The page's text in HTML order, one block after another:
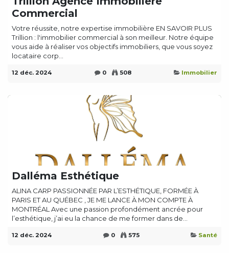
Commercial
Votre réussite, notre expertise immobilière EN SAVOIR PLUS
Trillion : l'immobilier commercial à son meilleur. Notre équipe
vous aide à réaliser vos objectifs immobiliers, que vous soyez
locataire corp...
12 déc. 2024 0 508 Immobilier
Dalléma Esthétique
ALINA CARP PASSIONNÉE PAR L’ESTHÉTIQUE, FORMÉE À
PARIS ET AU QUÉBEC , JE ME LANCE À MON COMPTE À
MONTRÉAL Avec une passion profondément ancrée pour
l’esthétique, j’ai eu la chance de me former dans de...
12 déc. 2024 0 575 Santé